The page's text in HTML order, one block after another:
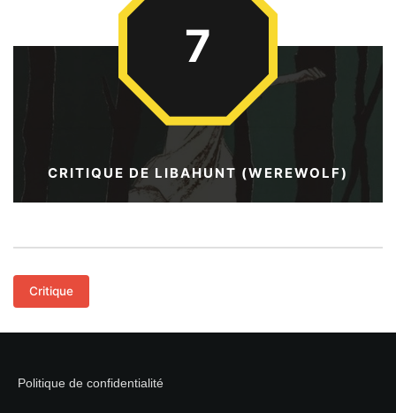
CRITIQUE DE LIBAHUNT (WEREWOLF)
7
Critique
Politique de confidentialité